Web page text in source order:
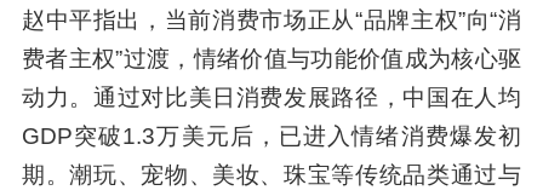
赵中平指出，当前消费市场正从“品牌主权”向“消
费者主权”过渡，情绪价值与功能价值成为核心驱
动力。通过对比美日消费发展路径，中国在人均
GDP突破1.3万美元后，已进入情绪消费爆发初
期。潮玩、宠物、美妆、珠宝等传统品类通过与